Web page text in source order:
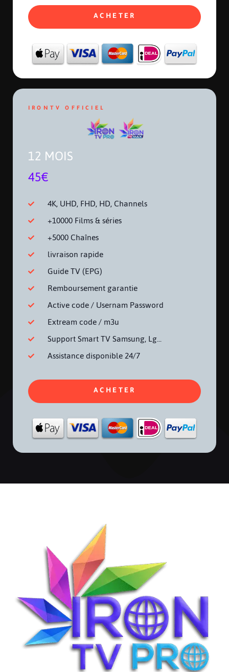
ACHETER
IRONTV OFFICIEL
12 MOIS
45€
4K, UHD, FHD, HD, Channels
+10000 Films & séries
+5000 Chaînes
livraison rapide
Guide TV (EPG)
Remboursement garantie
Active code / Usernam Password
Extream code / m3u
Support Smart TV Samsung, Lg...
Assistance disponible 24/7
ACHETER